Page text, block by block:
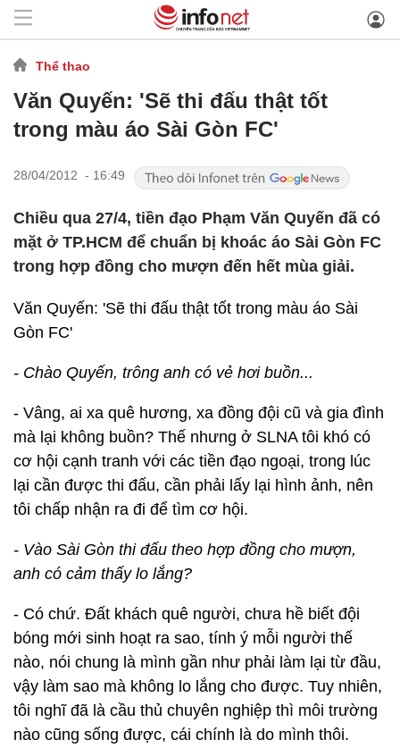
Thể thao
Văn Quyến: 'Sẽ thi đấu thật tốt
trong màu áo Sài Gòn FC'
28/04/2012 - 16:49
Chiều qua 27/4, tiền đạo Phạm Văn Quyến đã có
mặt ở TP.HCM để chuẩn bị khoác áo Sài Gòn FC
trong hợp đồng cho mượn đến hết mùa giải.
Văn Quyến: 'Sẽ thi đấu thật tốt trong màu áo Sài
Gòn FC'
- Chào Quyến, trông anh có vẻ hơi buồn...
- Vâng, ai xa quê hương, xa đồng đội cũ và gia đình
mà lại không buồn? Thế nhưng ở SLNA tôi khó có
cơ hội cạnh tranh với các tiền đạo ngoại, trong lúc
lại cần được thi đấu, cần phải lấy lại hình ảnh, nên
tôi chấp nhận ra đi để tìm cơ hội.
- Vào Sài Gòn thi đấu theo hợp đồng cho mượn,
anh có cảm thấy lo lắng?
- Có chứ. Đất khách quê người, chưa hề biết đội
bóng mới sinh hoạt ra sao, tính ý mỗi người thế
nào, nói chung là mình gần như phải làm lại từ đầu,
vậy làm sao mà không lo lắng cho được. Tuy nhiên,
tôi nghĩ đã là cầu thủ chuyên nghiệp thì môi trường
nào cũng sống được, cái chính là do mình thôi.